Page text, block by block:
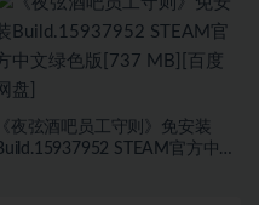
《夜弦酒吧员工守则》免安装
STEAM官方中文